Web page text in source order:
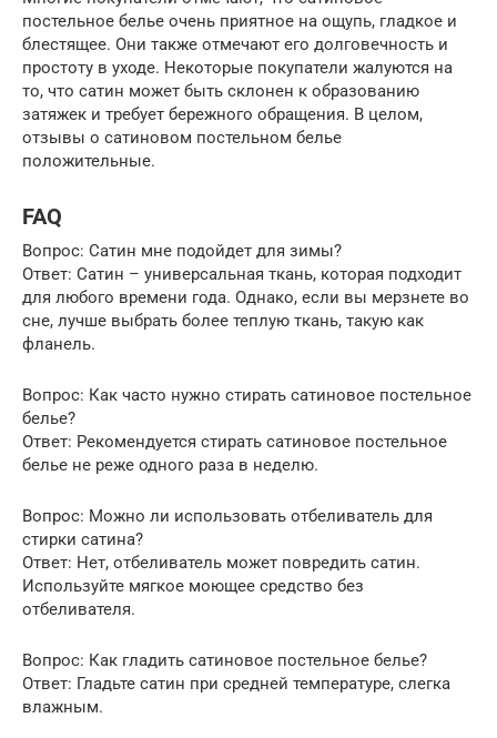
постельное белье очень приятное на ощупь, гладкое и
блестящее. Они также отмечают его долговечность и
простоту в уходе. Некоторые покупатели жалуются на
то, что сатин может быть склонен к образованию
затяжек и требует бережного обращения. В целом,
отзывы о сатиновом постельном белье
положительные.
FAQ
Вопрос: Сатин мне подойдет для зимы?
Ответ: Сатин – универсальная ткань, которая подходит
для любого времени года. Однако, если вы мерзнете во
сне, лучше выбрать более теплую ткань, такую как
фланель.
Вопрос: Как часто нужно стирать сатиновое постельное
белье?
Ответ: Рекомендуется стирать сатиновое постельное
белье не реже одного раза в неделю.
Вопрос: Можно ли использовать отбеливатель для
стирки сатина?
Ответ: Нет, отбеливатель может повредить сатин.
Используйте мягкое моющее средство без
отбеливателя.
Вопрос: Как гладить сатиновое постельное белье?
Ответ: Гладьте сатин при средней температуре, слегка
влажным.